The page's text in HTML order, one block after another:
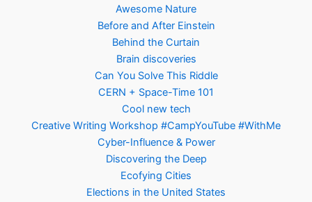
Awesome Nature
Before and After Einstein
Behind the Curtain
Brain discoveries
Can You Solve This Riddle
CERN + Space-Time 101
Cool new tech
Creative Writing Workshop #CampYouTube #WithMe
Cyber-Influence & Power
Discovering the Deep
Ecofying Cities
Elections in the United States